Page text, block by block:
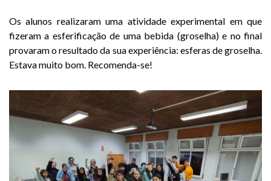
Os alunos realizaram uma atividade experimental em que
fizeram a esferificação de uma bebida (groselha) e no final
provaram o resultado da sua experiência: esferas de groselha.
Estava muito bom. Recomenda-se!